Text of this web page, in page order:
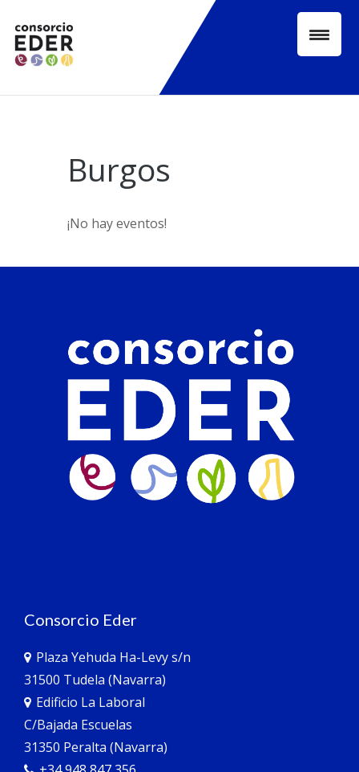
content
Burgos
¡No hay eventos!
Consorcio Eder
Plaza Yehuda Ha-Levy s/n
31500 Tudela (Navarra)
Edificio La Laboral
C/Bajada Escuelas
31350 Peralta (Navarra)